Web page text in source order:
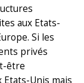
aux Etats-
Si les
privés
être
Etats-Unis mais